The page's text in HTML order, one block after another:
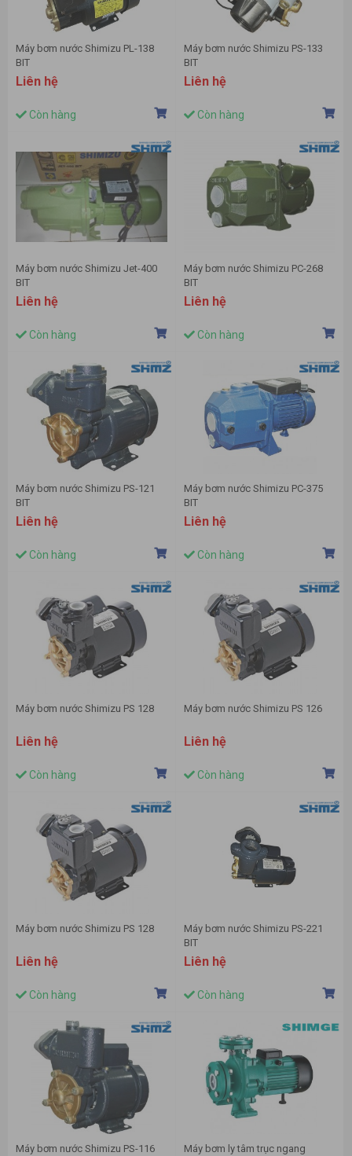
Máy bơm nước Shimizu PL-138
BIT
Liên hệ
Còn hàng
Máy bơm nước Shimizu PS-133
BIT
Liên hệ
Còn hàng
Máy bơm nước Shimizu Jet-400
BIT
Liên hệ
Còn hàng
Máy bơm nước Shimizu PC-268
BIT
Liên hệ
Còn hàng
Máy bơm nước Shimizu PS-121
BIT
Liên hệ
Còn hàng
Máy bơm nước Shimizu PC-375
BIT
Liên hệ
Còn hàng
Máy bơm nước Shimizu PS 128
Liên hệ
Còn hàng
Máy bơm nước Shimizu PS 126
Liên hệ
Còn hàng
Máy bơm nước Shimizu PS 128
Liên hệ
Còn hàng
Máy bơm nước Shimizu PS-221
BIT
Liên hệ
Còn hàng
Máy bơm nước Shimizu PS-116
Máy bơm ly tâm trục ngang